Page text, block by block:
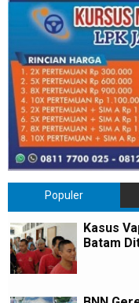
Populer
Kasus
Batam